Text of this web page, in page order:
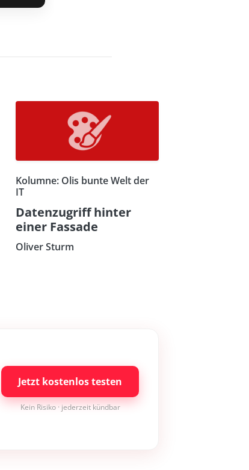
Kolumne: Olis bunte Welt der
IT
Datenzugriff hinter
einer Fassade
Oliver Sturm
Jetzt kostenlos testen
Kein Risiko · jederzeit kündbar